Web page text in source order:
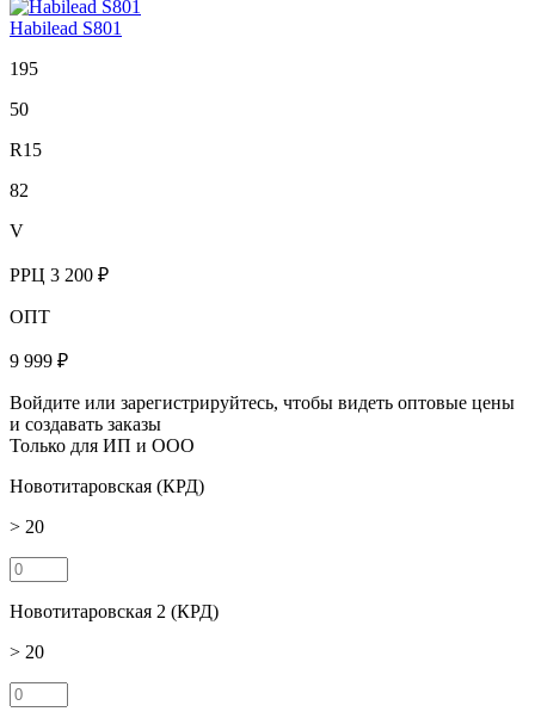
Habilead S801
195
50
R15
82
V
РРЦ 3 200 ₽
ОПТ
9 999 ₽
Войдите или зарегистрируйтесь, чтобы видеть оптовые цены
и создавать заказы
Только для ИП и ООО
Новотитаровская (КРД)
> 20
Новотитаровская 2 (КРД)
> 20